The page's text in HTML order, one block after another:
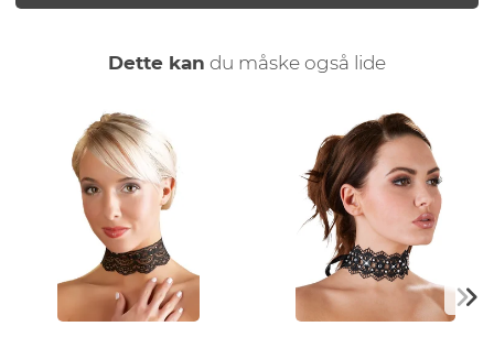
Dette kan du måske også lide